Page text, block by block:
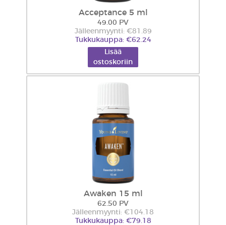
Acceptance 5 ml
49.00 PV
Jälleenmyynti: €81.89
Tukkukauppa: €62.24
Lisää
ostoskoriin
Awaken 15 ml
62.50 PV
Jälleenmyynti: €104.18
Tukkukauppa: €79.18